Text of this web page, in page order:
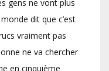
gens ne vont plus
dit que c’est
vraiment pas
ne va chercher
en cinquième